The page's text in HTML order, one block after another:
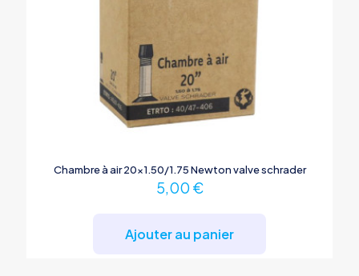
Chambre à air 20×1.50/1.75 Newton valve schrader
5,00 €
Ajouter au panier